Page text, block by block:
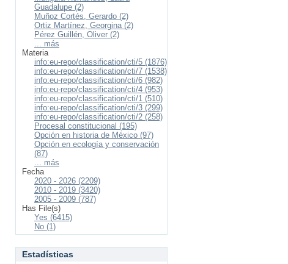
Guadalupe (2)
Muñoz Cortés, Gerardo (2)
Ortiz Martínez, Georgina (2)
Pérez Guillén, Oliver (2)
... más
Materia
info:eu-repo/classification/cti/5 (1876)
info:eu-repo/classification/cti/7 (1538)
info:eu-repo/classification/cti/6 (982)
info:eu-repo/classification/cti/4 (953)
info:eu-repo/classification/cti/1 (510)
info:eu-repo/classification/cti/3 (299)
info:eu-repo/classification/cti/2 (258)
Procesal constitucional (195)
Opción en historia de México (97)
Opción en ecología y conservación
(87)
... más
Fecha
2020 - 2026 (2209)
2010 - 2019 (3420)
2005 - 2009 (787)
Has File(s)
Yes (6415)
No (1)
Estadísticas